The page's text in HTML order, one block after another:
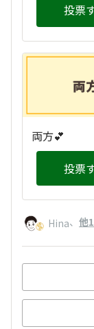
投票
両方💕
投票
Hina、 他